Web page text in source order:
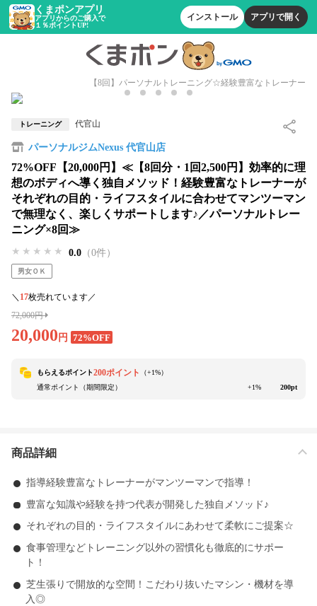
くまポンアプリ
アプリからのご購入で
１％ポイントUP!
インストール アプリで開く
【8回】パーソナルトレーニング☆経験豊富なトレーナー
トレーニング 代官山
パーソナルジムNexus 代官山店
72%OFF【20,000円】≪【8回分・1回2,500円】効率的に理
想のボディへ導く独自メソッド！経験豊富なトレーナーが
それぞれの目的・ライフスタイルに合わせてマンツーマン
で無理なく、楽しくサポートします♪／パーソナルトレー
ニング×8回≫
★★★★★
★★★★★
★★★★★ 0.0 （0件）
男女ＯＫ
＼ 17枚売れています／
72,000円
20,000 円 72%OFF
もらえるポイント200ポイント （+1%）
通常ポイント（期間限定）
+1% 200pt
商品詳細
指導経験豊富なトレーナーがマンツーマンで指導！
豊富な知識や経験を持つ代表が開発した独自メソッド♪
それぞれの目的・ライフスタイルにあわせて柔軟にご提案☆
食事管理などトレーニング以外の習慣化も徹底的にサポー
ト！
芝生張りで開放的な空間！こだわり抜いたマシン・機材を導
入◎